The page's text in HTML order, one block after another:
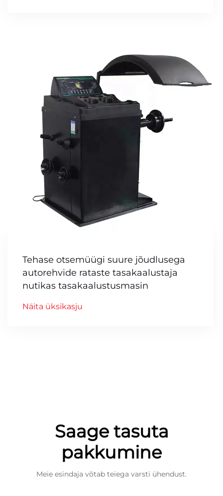
Tehase otsemüügi suure jõudlusega
autorehvide rataste tasakaalustaja
nutikas tasakaalustusmasin
Näita üksikasju
Saage tasuta
pakkumine
Meie esindaja võtab teiega varsti ühendust.